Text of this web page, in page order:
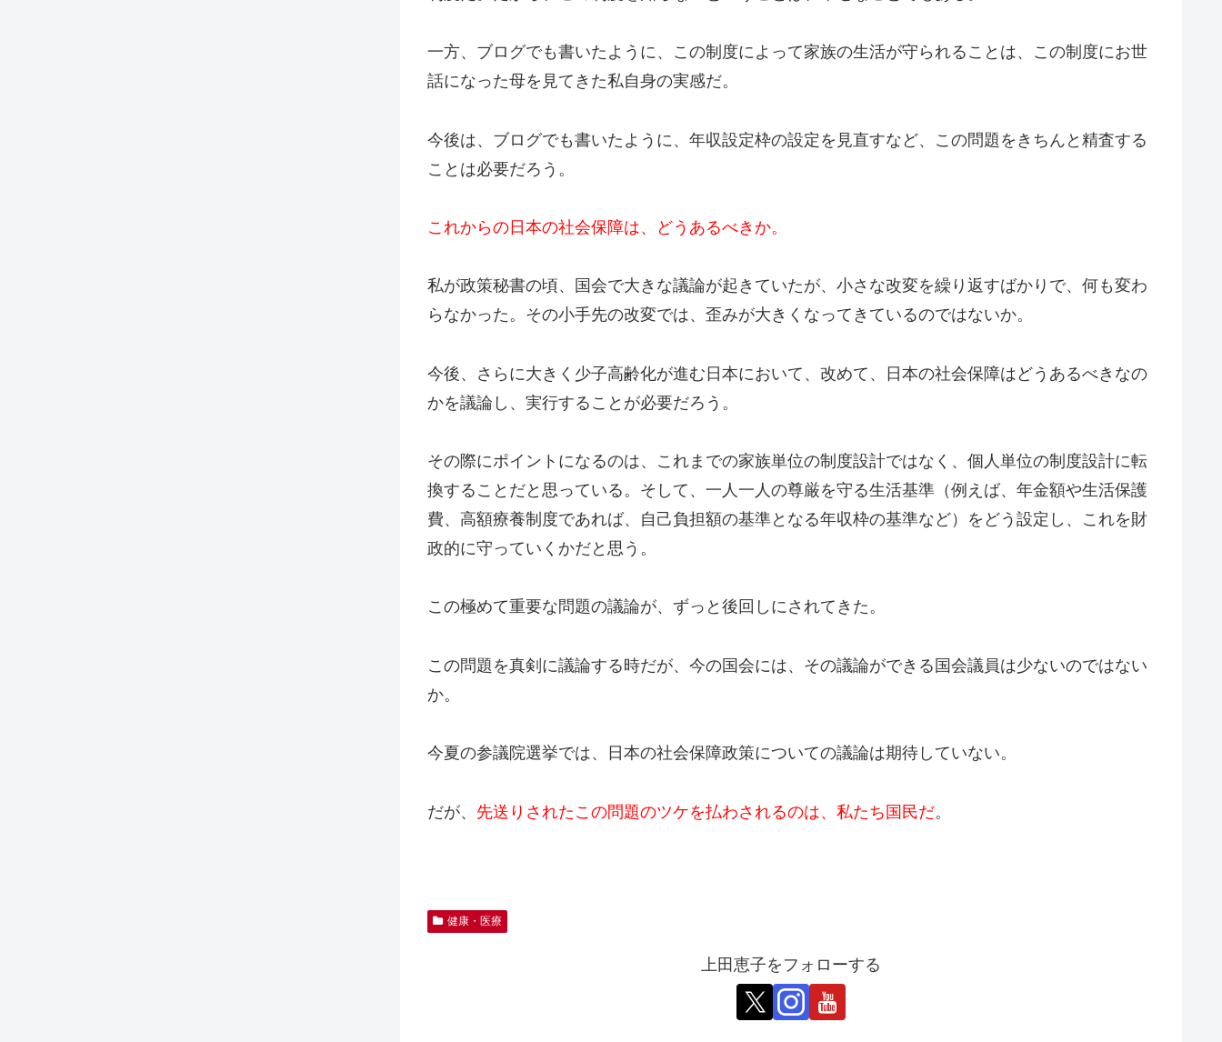
一方、ブログでも書いたように、この制度によって家族の生活が守られることは、この制度にお世
話になった母を見てきた私自身の実感だ。
今後は、ブログでも書いたように、年収設定枠の設定を見直すなど、この問題をきちんと精査する
ことは必要だろう。
これからの日本の社会保障は、どうあるべきか。
私が政策秘書の頃、国会で大きな議論が起きていたが、小さな改変を繰り返すばかりで、何も変わ
らなかった。その小手先の改変では、歪みが大きくなってきているのではないか。
今後、さらに大きく少子高齢化が進む日本において、改めて、日本の社会保障はどうあるべきなの
かを議論し、実行することが必要だろう。
その際にポイントになるのは、これまでの家族単位の制度設計ではなく、個人単位の制度設計に転
換することだと思っている。そして、一人一人の尊厳を守る生活基準（例えば、年金額や生活保護
費、高額療養制度であれば、自己負担額の基準となる年収枠の基準など）をどう設定し、これを財
政的に守っていくかだと思う。
この極めて重要な問題の議論が、ずっと後回しにされてきた。
この問題を真剣に議論する時だが、今の国会には、その議論ができる国会議員は少ないのではない
か。
今夏の参議院選挙では、日本の社会保障政策についての議論は期待していない。
だが、 先送りされたこの問題のツケを払わされるのは、私たち国民だ。
健康・医療
上田恵子をフォローする